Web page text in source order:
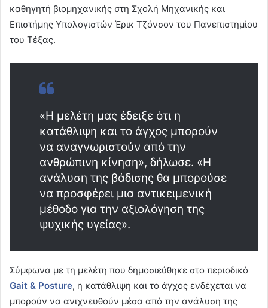
καθηγητή βιομηχανικής στη Σχολή Μηχανικής και
Επιστήμης Υπολογιστών Έρικ Τζόνσον του Πανεπιστημίου
του Τέξας.
«Η μελέτη μας έδειξε ότι η
κατάθλιψη και το άγχος μπορούν
να αναγνωριστούν από την
ανθρώπινη κίνηση», δήλωσε. «Η
ανάλυση της βάδισης θα μπορούσε
να προσφέρει μια αντικειμενική
μέθοδο για την αξιολόγηση της
ψυχικής υγείας».
Σύμφωνα με τη μελέτη που δημοσιεύθηκε στο περιοδικό
Gait & Posture, η κατάθλιψη και το άγχος ενδέχεται να
μπορούν να ανιχνευθούν μέσα από την ανάλυση της